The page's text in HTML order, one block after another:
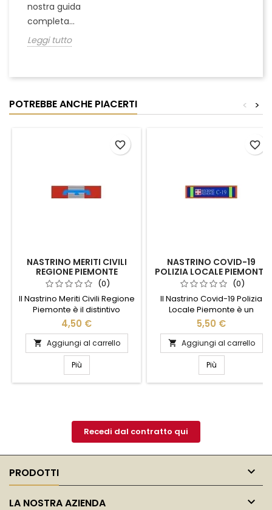
nostra guida
completa...
Leggi tutto
POTREBBE ANCHE PIACERTI >
<
NASTRINO MERITI CIVILI
REGIONE PIEMONTE
(0)
Il Nastrino Meriti Civili Regione
Piemonte è il distintivo
onorifico che valorizza
coraggio, impegno sociale e
servizio reso alla collettività.
Contraddistinto dal fondo
rosso con palo centrale
grigio argento e lambello blu
a tre gocce, è disponibile su
morsetti o a viti. Ideale per
cerimonie...
4,50 €
 Aggiungi al carrello
Più
favorite_border
NASTRINO COVID-19
POLIZIA LOCALE PIEMONTE
(0)
Il Nastrino Covid-19 Polizia
Locale Piemonte è un
simbolo di dedizione e
servizio durante la
pandemia. Realizzato con
materiali di alta qualità,
questo nastrino rappresenta
l'impegno e il coraggio degli
agenti della Polizia Locale del
svolto in tempi difficili e per
ricordare l'importanza della...
5,50 €
 Aggiungi al carrello
Più
favorite_border
Recedi dal contratto qui
PRODOTTI 
LA NOSTRA AZIENDA 